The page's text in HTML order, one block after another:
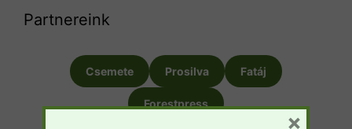
Partnereink
Csemete Prosilva Fatáj
Forestpress
×